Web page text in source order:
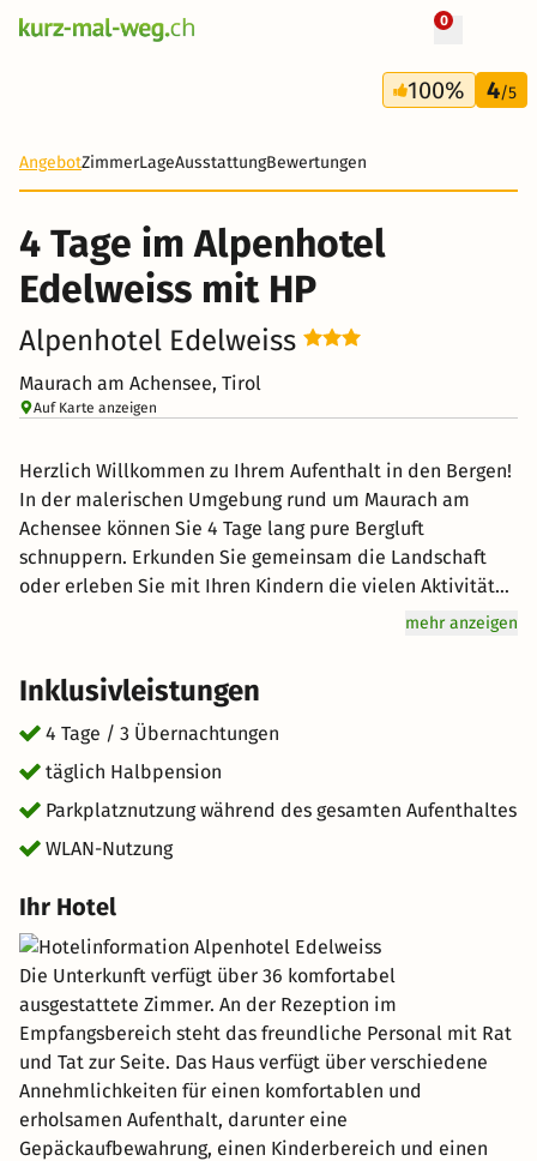
0
4 Tage
332 CHF
+ 10 Fotos
100% 4/5
AngebotZimmerLageAusstattungBewertungen
4 Tage im Alpenhotel
Edelweiss mit HP
Alpenhotel Edelweiss
Maurach am Achensee, Tirol
Auf Karte anzeigen
Herzlich Willkommen zu Ihrem Aufenthalt in den Bergen!
In der malerischen Umgebung rund um Maurach am
Achensee können Sie 4 Tage lang pure Bergluft
schnuppern. Erkunden Sie gemeinsam die Landschaft
oder erleben Sie mit Ihren Kindern die vielen Aktivitäten
die vor Ort auf Sie warten. Genuss wird hier groß
verwöhnen. Freuen Sie sich auf hervorragenden Service
und eine entspannte Atmosphäre bei Ihrem
unvergesslichen Urlaub in den Bergen. kurz-mal-weg.de
wünscht Ihnen einen tollen Aufenthalt im schönen
Maurach am Achensee.
mehr anzeigen
Inklusivleistungen
4 Tage / 3 Übernachtungen
täglich Halbpension
Parkplatznutzung während des gesamten Aufenthaltes
WLAN-Nutzung
Ihr Hotel
Die Unterkunft verfügt über 36 komfortabel
ausgestattete Zimmer. An der Rezeption im
Empfangsbereich steht das freundliche Personal mit Rat
und Tat zur Seite. Das Haus verfügt über verschiedene
Annehmlichkeiten für einen komfortablen und
erholsamen Aufenthalt, darunter eine
Gepäckaufbewahrung, einen Kinderbereich und einen